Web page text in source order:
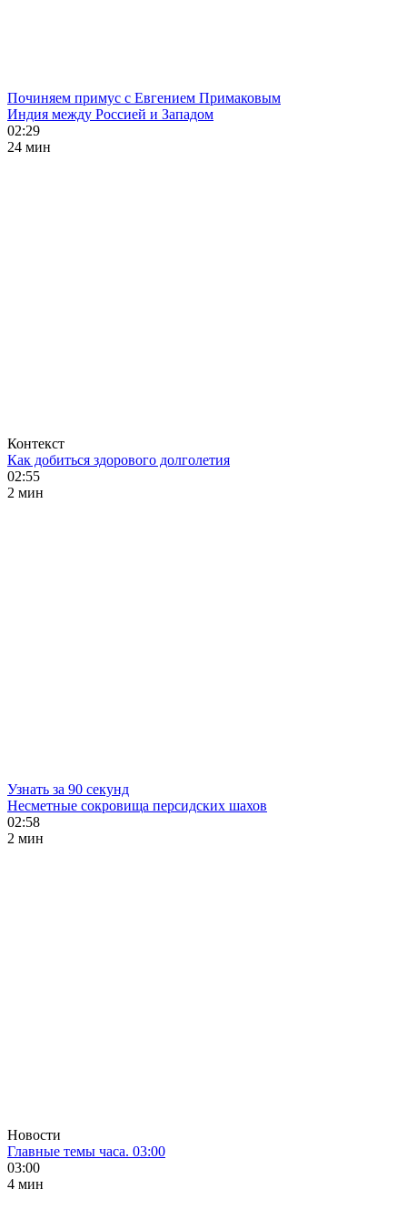
Починяем примус с Евгением Примаковым
Индия между Россией и Западом
02:29
24 мин
Контекст
Как добиться здорового долголетия
02:55
2 мин
Узнать за 90 секунд
Несметные сокровища персидских шахов
02:58
2 мин
Новости
Главные темы часа. 03:00
03:00
4 мин